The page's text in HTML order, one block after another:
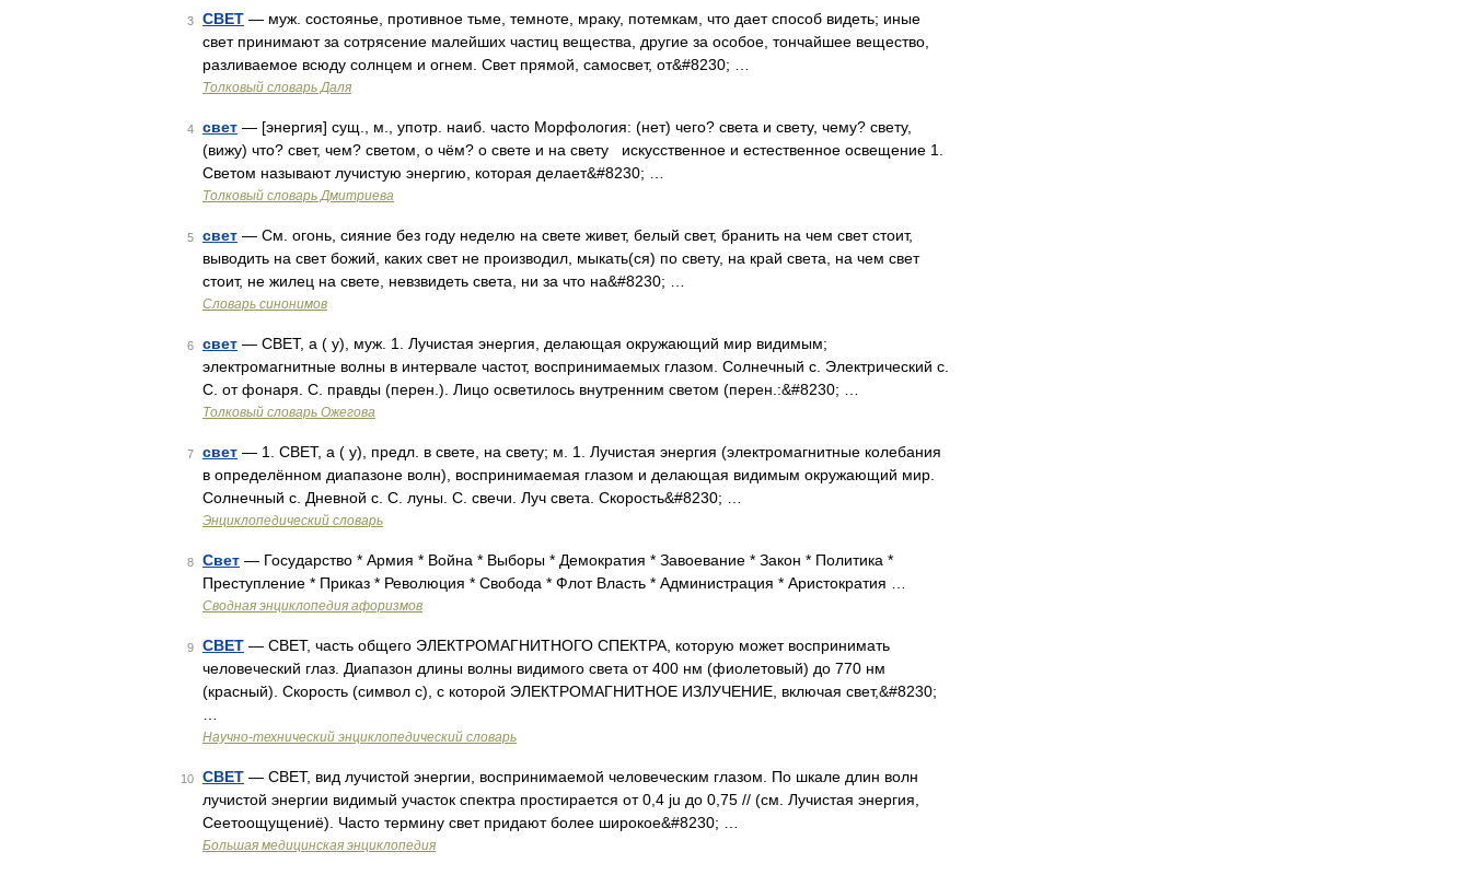
3 СВЕТ — муж. состоянье, противное тьме, темноте, мраку, потемкам, что дает способ видеть; иные
свет принимают за сотрясение малейших частиц вещества, другие за особое, тончайшее вещество,
разливаемое всюду солнцем и огнем. Свет прямой, самосвет, от&#8230; …
Толковый словарь Даля
4 свет — [энергия] сущ., м., употр. наиб. часто Морфология: (нет) чего? света и свету, чему? свету,
(вижу) что? свет, чем? светом, о чём? о свете и на свету искусственное и естественное освещение 1.
Светом называют лучистую энергию, которая делает&#8230; …
Толковый словарь Дмитриева
5 свет — См. огонь, сияние без году неделю на свете живет, белый свет, бранить на чем свет стоит,
выводить на свет божий, каких свет не производил, мыкать(ся) по свету, на край света, на чем свет
стоит, не жилец на свете, невзвидеть света, ни за что на&#8230; …
Словарь синонимов
6 свет — СВЕТ, а ( у), муж. 1. Лучистая энергия, делающая окружающий мир видимым;
электромагнитные волны в интервале частот, воспринимаемых глазом. Солнечный с. Электрический с.
С. от фонаря. С. правды (перен.). Лицо осветилось внутренним светом (перен.:&#8230; …
Толковый словарь Ожегова
7 свет — 1. СВЕТ, а ( у), предл. в свете, на свету; м. 1. Лучистая энергия (электромагнитные колебания
в определённом диапазоне волн), воспринимаемая глазом и делающая видимым окружающий мир.
Солнечный с. Дневной с. С. луны. С. свечи. Луч света. Скорость&#8230; …
Энциклопедический словарь
8 Свет — Государство * Армия * Война * Выборы * Демократия * Завоевание * Закон * Политика *
Преступление * Приказ * Революция * Свобода * Флот Власть * Администрация * Аристократия …
Сводная энциклопедия афоризмов
9 СВЕТ — СВЕТ, часть общего ЭЛЕКТРОМАГНИТНОГО СПЕКТРА, которую может воспринимать
человеческий глаз. Диапазон длины волны видимого света от 400 нм (фиолетовый) до 770 нм
(красный). Скорость (символ с), с которой ЭЛЕКТРОМАГНИТНОЕ ИЗЛУЧЕНИЕ, включая свет,&#8230;
Научно-технический энциклопедический словарь
10 СВЕТ — СВЕТ, вид лучистой энергии, воспринимаемой человеческим глазом. По шкале длин волн
лучистой энергии видимый участок спектра простирается от 0,4 ju до 0,75 // (см. Лучистая энергия,
Сеетоощущениё). Часто термину свет придают более широкое&#8230; …
Большая медицинская энциклопедия